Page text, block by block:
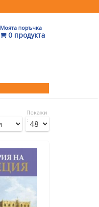
Моята поръчка
0 продукта
Покажи
: